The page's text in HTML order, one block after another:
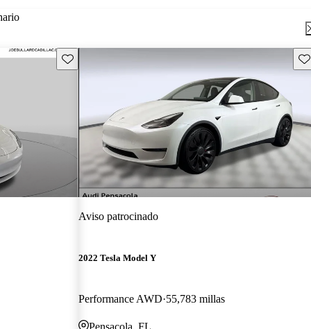
Guarda este Aviso
Aviso patrocinado
2022 Tesla Model Y
Performance AWD 55,783 millas